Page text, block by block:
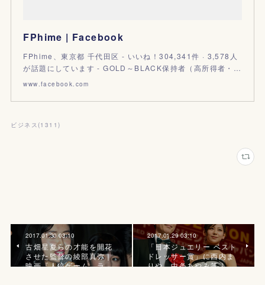
FPhime | Facebook
FPhime、東京都 千代田区 - いいね！304,341件 · 3,578人
が話題にしています - GOLD～BLACK保持者（高所得者・…
www.facebook.com
ビジネス (1311 )
2017.01.30 03:10
古畑星夏らの才能を開花
させた監督の綾部真弥｜
映画『人狼ゲーム ラ…
2017.01.29 03:10
「日本ジュエリー ベスト
ドレッサー賞」に西内ま
りや、中条あやみ等｜…